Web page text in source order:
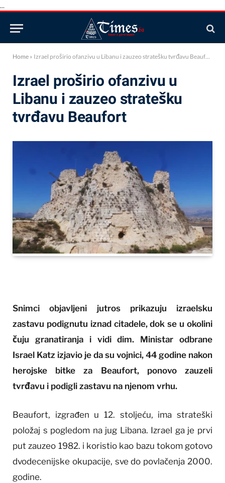
...
Home » Izrael proširio ofanzivu u Libanu i zauzeo stratešku tvrđavu Beaufort
Izrael proširio ofanzivu u
Libanu i zauzeo stratešku
tvrđavu Beaufort
Snimci objavljeni jutros prikazuju izraelsku
zastavu podignutu iznad citadele, dok se u okolini
čuju granatiranja i vidi dim. Ministar odbrane
Israel Katz izjavio je da su vojnici, 44 godine nakon
herojske bitke za Beaufort, ponovo zauzeli
tvrđavu i podigli zastavu na njenom vrhu.
Beaufort, izgrađen u 12. stoljeću, ima strateški
položaj s pogledom na jug Libana. Izrael ga je prvi
put zauzeo 1982. i koristio kao bazu tokom gotovo
dvodecenijske okupacije, sve do povlačenja 2000.
godine.